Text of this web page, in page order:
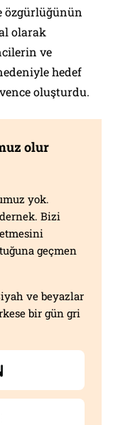
özgürlüğünün
olarak
ve
hedef
oluşturdu.
olur
yok.
Bizi
geçmen
ve beyazlar
bir gün gri